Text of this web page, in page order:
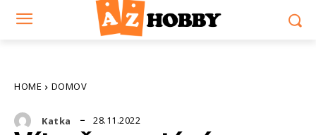
HOME DOMOV
Katka 28.11.2022